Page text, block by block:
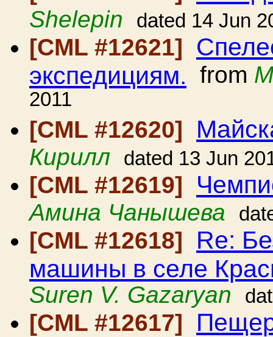
Shelepin dated 14 Jun
[CML #12621]
экспедициям. from
2011
[CML #12620]
Кирилл dated 13 Jun
[CML #12619]
Амина Чанышева
[CML #12618] Re:
машины в селе
Suren V. Gazaryan
[CML #12617]